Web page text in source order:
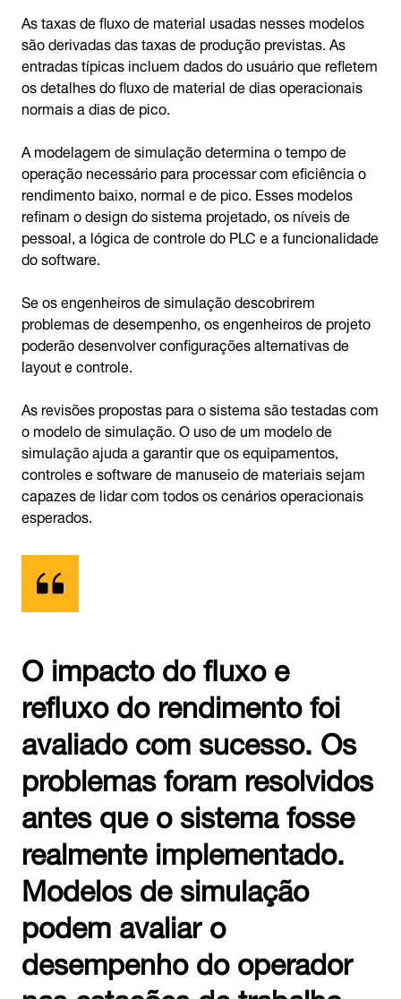
As taxas de fluxo de material usadas nesses modelos
são derivadas das taxas de produção previstas. As
entradas típicas incluem dados do usuário que refletem
os detalhes do fluxo de material de dias operacionais
normais a dias de pico.
A modelagem de simulação determina o tempo de
operação necessário para processar com eficiência o
rendimento baixo, normal e de pico. Esses modelos
refinam o design do sistema projetado, os níveis de
pessoal, a lógica de controle do PLC e a funcionalidade
do software.
Se os engenheiros de simulação descobrirem
problemas de desempenho, os engenheiros de projeto
poderão desenvolver configurações alternativas de
layout e controle.
As revisões propostas para o sistema são testadas com
o modelo de simulação. O uso de um modelo de
simulação ajuda a garantir que os equipamentos,
controles e software de manuseio de materiais sejam
capazes de lidar com todos os cenários operacionais
esperados.
O impacto do fluxo e
refluxo do rendimento foi
avaliado com sucesso. Os
problemas foram resolvidos
antes que o sistema fosse
realmente implementado.
Modelos de simulação
podem avaliar o
desempenho do operador